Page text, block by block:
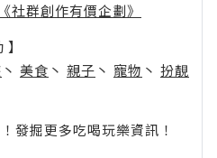
社群創作有價企劃》
丶 美食 丶 親子 丶 寵物 丶 扮靚
掘更多吃喝玩樂資訊！